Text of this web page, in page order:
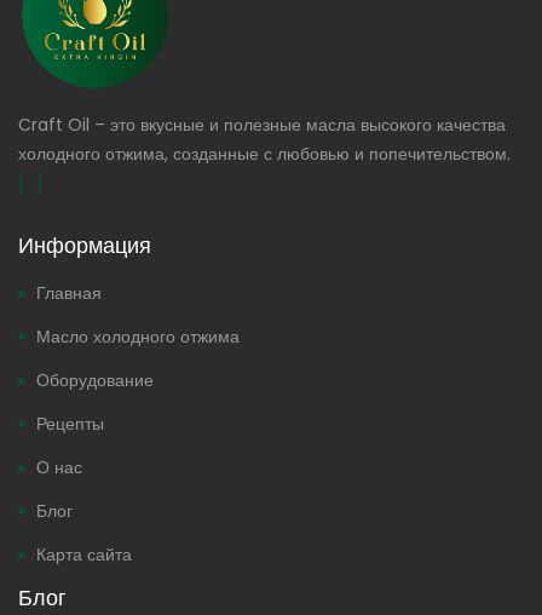
Craft Oil – это вкусные и полезные масла высокого качества
холодного отжима, созданные с любовью и попечительством.
[...]
Информация
Главная
Масло холодного отжима
Оборудование
Рецепты
О нас
Блог
Карта сайта
Блог